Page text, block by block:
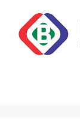
content